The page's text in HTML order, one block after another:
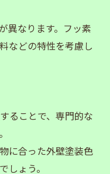
異なります。フッ素
などの特性を考慮し
ることで、専門的な
に合った外壁塗装色
しょう。